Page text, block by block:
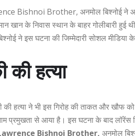
Bishnoi Brother, अनमोल बिश्नोई ने
खान के निवास स्थान के बाहर गोलीबारी
ने इस घटना की जिम्मेदारी सोशल मीडिया
की हत्या
की हत्या ने भी इस गिरोह की ताकत और
प्रमुखता से आया है। इस घटना के बाद लॉरेंस
Bishnoi Brother, अनमोल